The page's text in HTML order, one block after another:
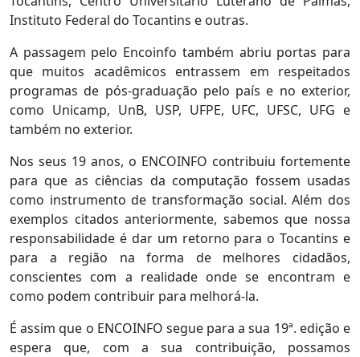
Instituto Federal do Tocantins e outras.
A passagem pelo Encoinfo também abriu portas para
que muitos acadêmicos entrassem em respeitados
programas de pós-graduação pelo país e no exterior,
como Unicamp, UnB, USP, UFPE, UFC, UFSC, UFG e
também no exterior.
Nos seus 19 anos, o ENCOINFO contribuiu fortemente
para que as ciências da computação fossem usadas
como instrumento de transformação social. Além dos
exemplos citados anteriormente, sabemos que nossa
responsabilidade é dar um retorno para o Tocantins e
para a região na forma de melhores cidadãos,
conscientes com a realidade onde se encontram e
como podem contribuir para melhorá-la.
É assim que o ENCOINFO segue para a sua 19ª. edição e
espera que, com a sua contribuição, possamos